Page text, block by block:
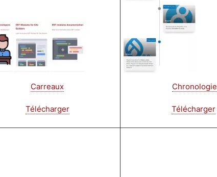
Carreaux
Télécharger
Chronologie
Télécharger